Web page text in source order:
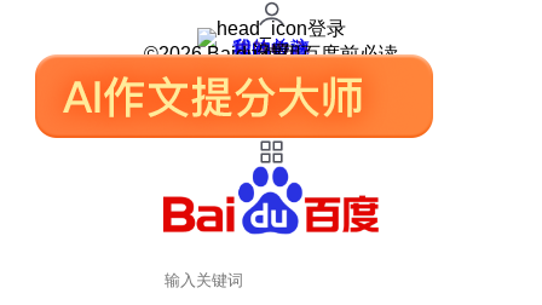
登录
我的关注
我的收藏
皮肤中心
用户反馈
设置
©2026 Baidu 使用百度前必读